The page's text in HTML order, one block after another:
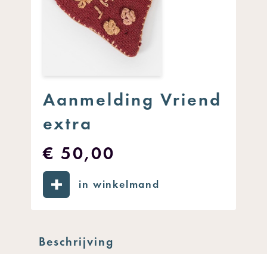
Aanmelding Vriend
extra
€ 50,00
in winkelmand
Beschrijving